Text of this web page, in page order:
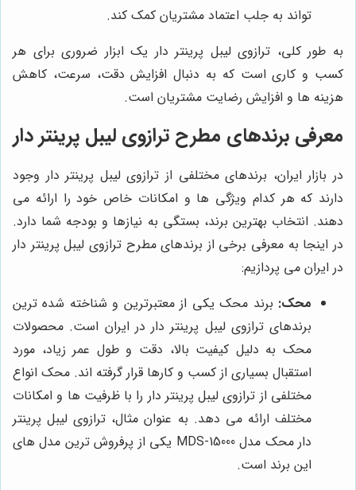
تواند به جلب اعتماد مشتریان کمک کند.
به طور کلی، ترازوی لیبل پرینتر دار یک ابزار ضروری برای هر
کسب و کاری است که به دنبال افزایش دقت، سرعت، کاهش
هزینه ها و افزایش رضایت مشتریان است.
معرفی برندهای مطرح ترازوی لیبل پرینتر دار
در بازار ایران، برندهای مختلفی از ترازوی لیبل پرینتر دار وجود
دارند که هر کدام ویژگی ها و امکانات خاص خود را ارائه می
دهند. انتخاب بهترین برند، بستگی به نیازها و بودجه شما دارد.
در اینجا به معرفی برخی از برندهای مطرح ترازوی لیبل پرینتر دار
در ایران می پردازیم:
محک: برند محک یکی از معتبرترین و شناخته شده ترین
برندهای ترازوی لیبل پرینتر دار در ایران است. محصولات
محک به دلیل کیفیت بالا، دقت و طول عمر زیاد، مورد
استقبال بسیاری از کسب و کارها قرار گرفته اند. محک انواع
مختلفی از ترازوی لیبل پرینتر دار را با ظرفیت ها و امکانات
مختلف ارائه می دهد. به عنوان مثال، ترازوی لیبل پرینتر
دار محک مدل MDS-15000 یکی از پرفروش ترین مدل های
این برند است.